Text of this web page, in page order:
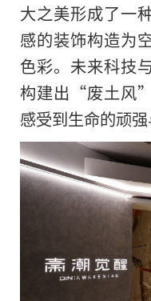
大之美形成了一
感的装饰构造为
色彩。未来科技
构建出“废土风
感受到生命的顽强